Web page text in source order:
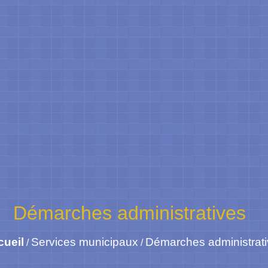
Démarches administratives
/ Services municipaux / Démarches